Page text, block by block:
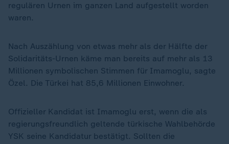
regulären Urnen im ganzen Land aufgestellt worden
waren.
Nach Auszählung von etwas mehr als der Hälfte der
Solidaritäts-Urnen käme man bereits auf mehr als 13
Millionen symbolischen Stimmen für Imamoglu, sagte
Özel. Die Türkei hat 85,6 Millionen Einwohner.
Offizieller Kandidat ist Imamoglu erst, wenn die als
regierungsfreundlich geltende türkische Wahlbehörde
YSK seine Kandidatur bestätigt. Sollten die